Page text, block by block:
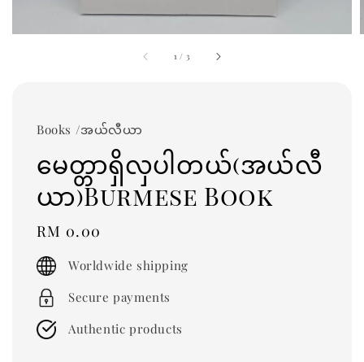
1 / 3
Books /အယ်လီယာ
မေတ္တာရှိလှပါတယ်(အယ်လီ
ယာ)Burmese Book
Regular
price
RM 0.00
Worldwide shipping
Secure payments
Authentic products